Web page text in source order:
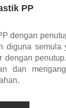
PP
dengan
diguna semula
dengan
dan